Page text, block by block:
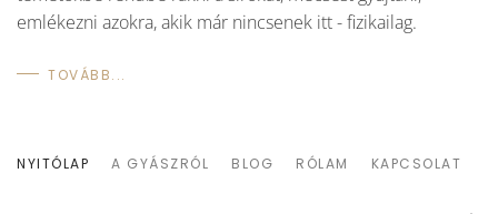
emlékezni azokra, akik már nincsenek itt - fizikailag.
TOVÁBB...
NYITÓLAP A GYÁSZRÓL BLOG RÓLAM KAPCSOLAT